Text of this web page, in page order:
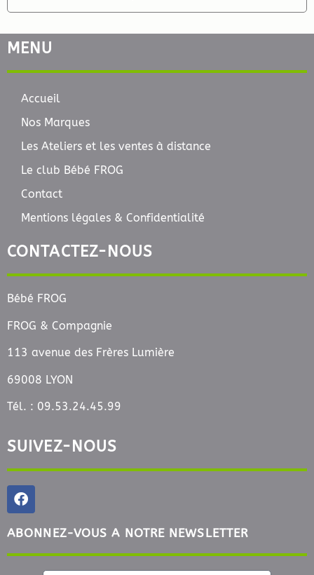
MENU
Accueil
Nos Marques
Les Ateliers et les ventes à distance
Le club Bébé FROG
Contact
Mentions légales & Confidentialité
CONTACTEZ-NOUS
Bébé FROG
FROG & Compagnie
113 avenue des Frères Lumière
69008 LYON
Tél. : 09.53.24.45.99
SUIVEZ-NOUS
ABONNEZ-VOUS A NOTRE NEWSLETTER